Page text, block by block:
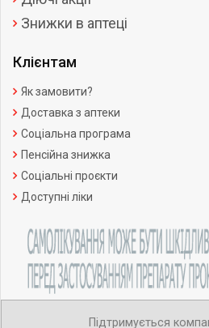
Знижки в аптеці
Клієнтам
Як замовити?
Доставка з аптеки
Соціальна програма
Пенсійна знижка
Соціальні проєкти
Доступні ліки
Підтримується